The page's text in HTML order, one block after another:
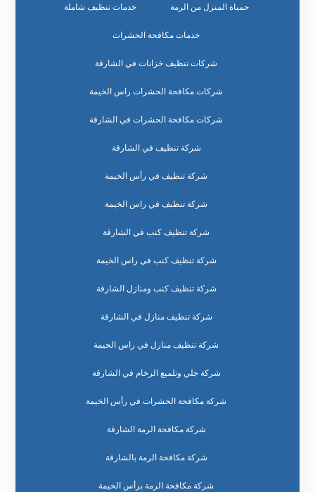
حمياة المنزل من الرمة خدمات تنظيف شاملة
خدمات مكافحة الحشرات
شركات تنظيف خزانات في الشارقة
شركات مكافحة الحشرات راس الخيمة
شركات مكافحة الحشرات في الشارقة
شركة تنظيف في الشارقة
شركة تنظيف في رأس الخيمة
شركة تنظيف في راس الخيمة
شركة تنظيف كنب في الشارقة
شركة تنظيف كنب في راس الخيمة
شركة تنظيف كنب ومنازل الشارقة
شركة تنظيف منازل في الشارقة
شركة تنظيف منازل في راس الخيمة
شركة جلي وتلميع الرخام في الشارقة
شركة مكافحة الحشرات في رأس الخيمة
شركة مكافحة الرمة الشارقة
شركة مكافحة الرمة بالشارقة
شركة مكافحة الرمة برأس الخيمة